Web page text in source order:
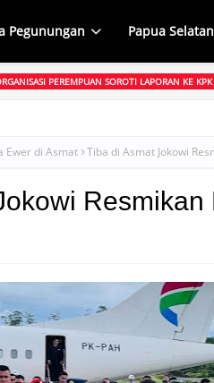
Pegunungan Papua Selatan
PEREMPUAN SOROTI LAPORAN KE KPK
Ewer di Asmat Tiba di Asmat Jokowi